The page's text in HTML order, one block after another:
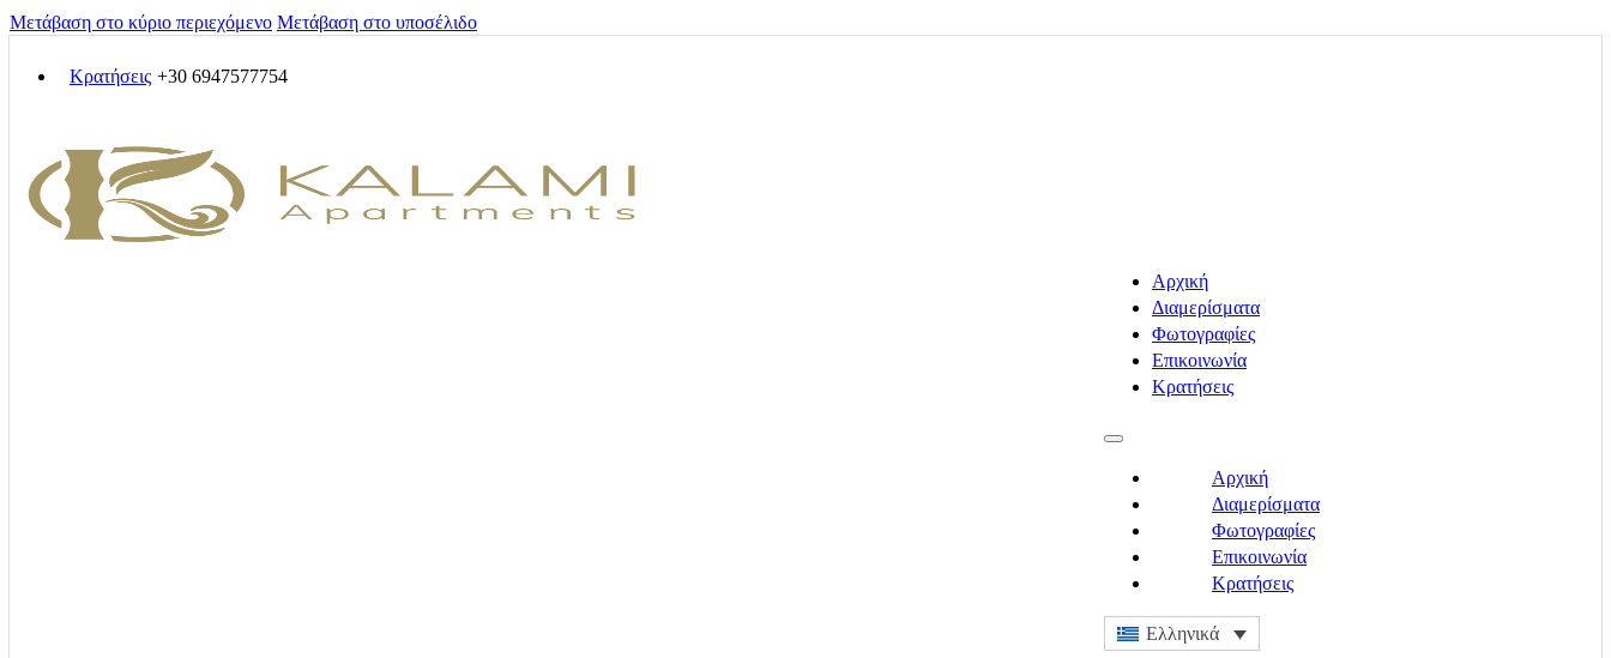
Μετάβαση στο κύριο περιεχόμενο Μετάβαση στο υποσέλιδο
Κρατήσεις +30 6947577754
Αρχική
Διαμερίσματα
Φωτογραφίες
Επικοινωνία
Κρατήσεις
Αρχική
Διαμερίσματα
Φωτογραφίες
Επικοινωνία
Κρατήσεις
Ελληνικά